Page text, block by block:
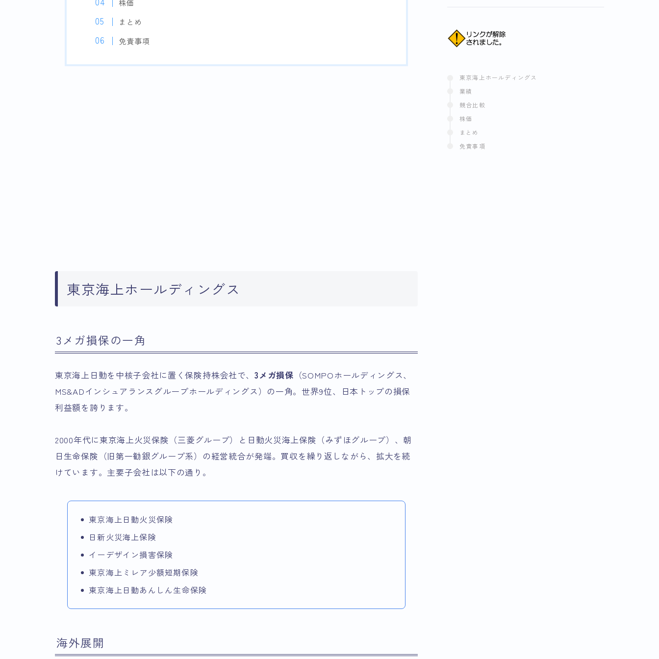
株価
まとめ
免責事項
東京海上ホールディングス
3メガ損保の一角
東京海上日動を中核子会社に置く保険持株会社で、3メガ損保 （SOMPOホールディングス、
MS&ADインシュアランスグループホールディングス）の一角。世界9位、日本トップの損保
利益額を誇ります。
2000年代に東京海上火災保険（三菱グループ）と日動火災海上保険（みずほグループ）、朝
日生命保険（旧第一勧銀グループ系）の経営統合が発端。買収を繰り返しながら、拡大を続
けています。主要子会社は以下の通り。
東京海上日動火災保険
日新火災海上保険
イーデザイン損害保険
東京海上ミレア少額短期保険
東京海上日動あんしん生命保険
海外展開
東京海上ホールディングス
業績
競合比較
株価
まとめ
免責事項